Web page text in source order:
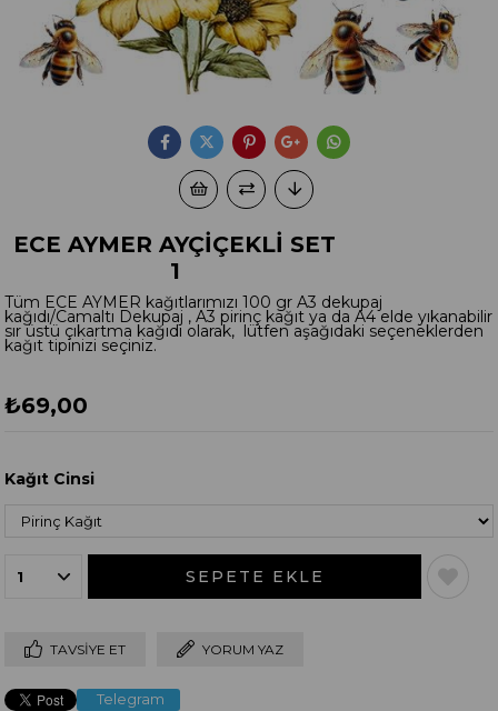
ECE AYMER AYÇİÇEKLİ SET
1
Tüm ECE AYMER kağıtlarımızı 100 gr A3 dekupaj
kağıdı/Camaltı Dekupaj , A3 pirinç kağıt ya da A4 elde yıkanabilir
sır üstü çıkartma kağıdı olarak, lütfen aşağıdaki seçeneklerden
kağıt tipinizi seçiniz.
₺69,00
Kağıt Cinsi
TAVSIYE ET YORUM YAZ
Telegram